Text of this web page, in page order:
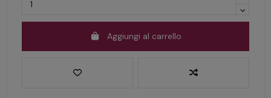
Aggiungi al carrello